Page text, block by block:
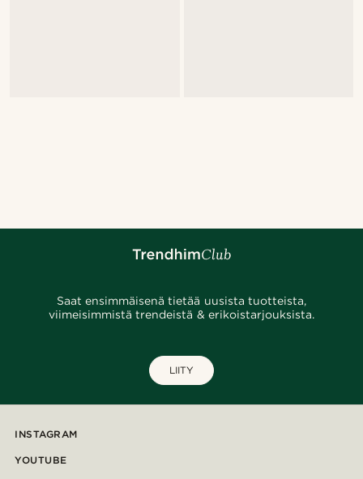
Saat ensimmäisenä tietää uusista tuotteista,
viimeisimmistä trendeistä & erikoistarjouksista.
LIITY
INSTAGRAM
YOUTUBE